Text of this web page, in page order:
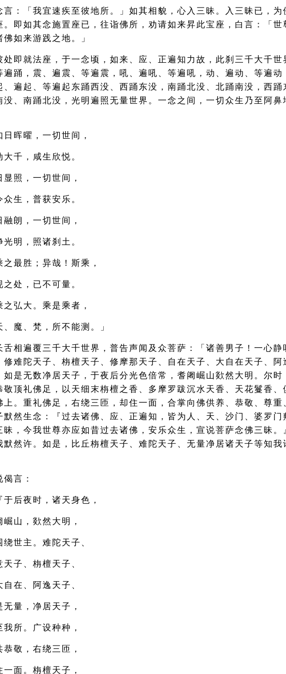
言：「我宜速疾至彼地所。」如其相貌，心入三昧。入三昧已，为
。即如其念施置座已，往诣佛所，劝请如来昇此宝座，白言：「世
如来游践之地。」
处即就法座，于一念顷，如来、应、正遍知力故，此刹三千大千世
遍踊，震、遍震、等遍震，吼、遍吼、等遍吼，动、遍动、等遍动
、遍起、等遍起东踊西没、西踊东没，南踊北没、北踊南没，西踊
没、南踊北没，光明遍照无量世界。一念之间，一切众生乃至阿鼻
日晖曜，一切世间，
千，咸生欣悦。
照，一切世间，
生，普获安乐。
朗，一切世间，
明，照诸刹土。
最胜；异哉！斯乘，
处，已不可量。
弘大。乘是乘者，
魔、梵，所不能测。」
舌相遍覆三千大千世界，普告声闻及众菩萨：「诸善男子！一心静
修难陀天子、栴檀天子、修摩那天子、自在天子、大自在天子、阿
如是无数净居天子，于夜后分光色倍常，耆阇崛山欻然大明。尔时
敬顶礼佛足，以天细末栴檀之香、多摩罗跋沉水天香、天花鬘香、
上。重礼佛足，右绕三匝，却住一面，合掌向佛供养、恭敬、尊重
默然生念：『过去诸佛、应、正遍知，皆为人、天、沙门、婆罗门
昧，今我世尊亦应如昔过去诸佛，安乐众生，宣说菩萨念佛三昧。
默然许。如是，比丘栴檀天子、难陀天子、无量净居诸天子等知我
言：
于后夜时，诸天身色，
山，欻然大明，
世主。难陀天子、
子、栴檀天子、
在、阿逸天子、
量，净居天子，
所。广设种种，
敬，右绕三匝，
面。栴檀天子，